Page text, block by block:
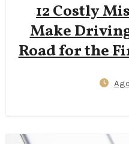
12 Costly
Make
Road for the
Bridge